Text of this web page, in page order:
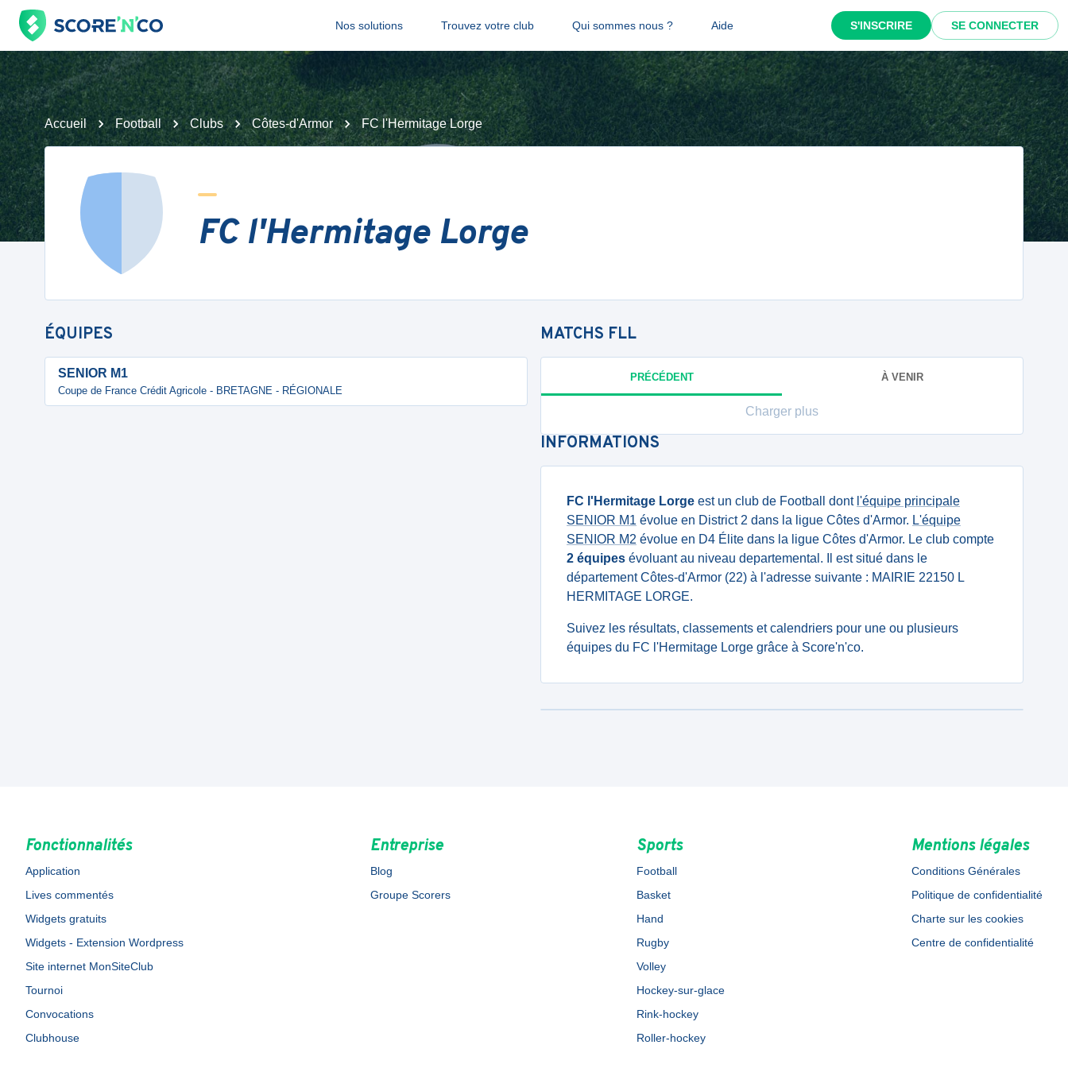
Nos solutions Trouvez votre club Qui sommes nous ? Aide S'INSCRIRE SE CONNECTER
Accueil Football Clubs Côtes-d'Armor FC l'Hermitage Lorge
FC l'Hermitage Lorge
ÉQUIPES
SENIOR M1
Coupe de France Crédit Agricole - BRETAGNE - RÉGIONALE
MATCHS FLL
PRÉCÉDENT À VENIR
Charger plus
INFORMATIONS
FC l'Hermitage Lorge est un club de Football dont l'équipe principale
SENIOR M1 évolue en District 2 dans la ligue Côtes d'Armor. L'équipe
SENIOR M2 évolue en D4 Élite dans la ligue Côtes d'Armor. Le club compte
2 équipes évoluant au niveau departemental. Il est situé dans le
département Côtes-d'Armor (22) à l'adresse suivante : MAIRIE 22150 L
HERMITAGE LORGE.
Suivez les résultats, classements et calendriers pour une ou plusieurs
équipes du FC l'Hermitage Lorge grâce à Score'n'co.
Fonctionnalités
Application
Lives commentés
Widgets gratuits
Widgets - Extension Wordpress
Site internet MonSiteClub
Tournoi
Convocations
Clubhouse
Entreprise
Blog
Groupe Scorers
Sports
Football
Basket
Hand
Rugby
Volley
Hockey-sur-glace
Rink-hockey
Roller-hockey
Mentions légales
Conditions Générales
Politique de confidentialité
Charte sur les cookies
Centre de confidentialité